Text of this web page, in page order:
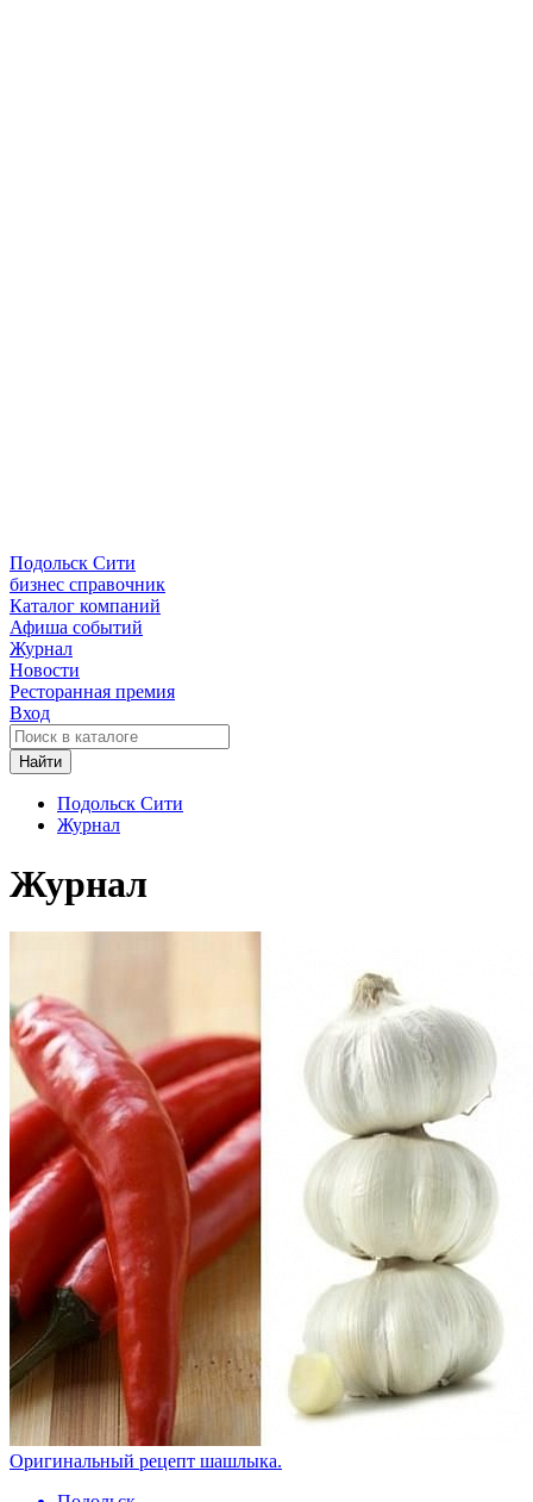
Подольск Сити
бизнес справочник
Каталог компаний
Афиша событий
Журнал
Новости
Ресторанная премия
Вход
Найти
Подольск Сити
Журнал
Журнал
Оригинальный рецепт шашлыка.